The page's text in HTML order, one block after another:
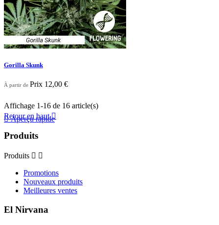
Gorilla Skunk
À partir de Prix 12,00 €
Aperçu rapide
Affichage 1-16 de 16 article(s)
Retour en haut
Produits
Produits  
Promotions
Nouveaux produits
Meilleures ventes
El Nirvana